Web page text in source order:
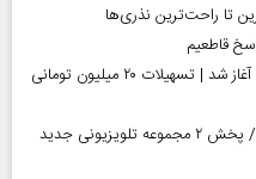
تا راحت‌ترین نذری‌ها
قاطعیم
ثبت‌نام وام اربعین بازنشستگان کشوری آغاز شد | تسهیلات ۲۰ میلیون تومانی
هنرمند منحصر‌به‌فردی را از دست دادیم/ پخش ۲ مجموعه تلویزیونی جدید